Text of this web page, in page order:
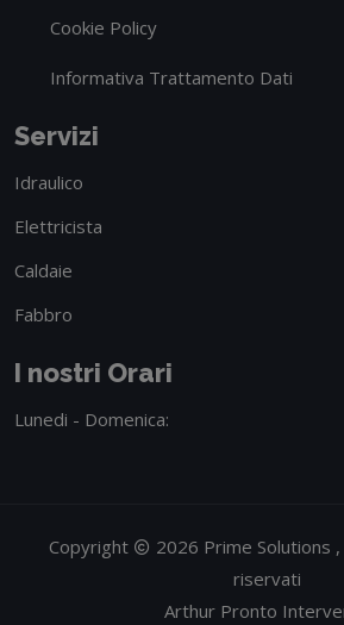
Cookie Policy
Informativa Trattamento Dati
Servizi
Idraulico
Elettricista
Caldaie
Fabbro
I nostri Orari
Lunedi - Domenica:
Copyright
2026 Prime Solutions
riservati
Arthur Pronto